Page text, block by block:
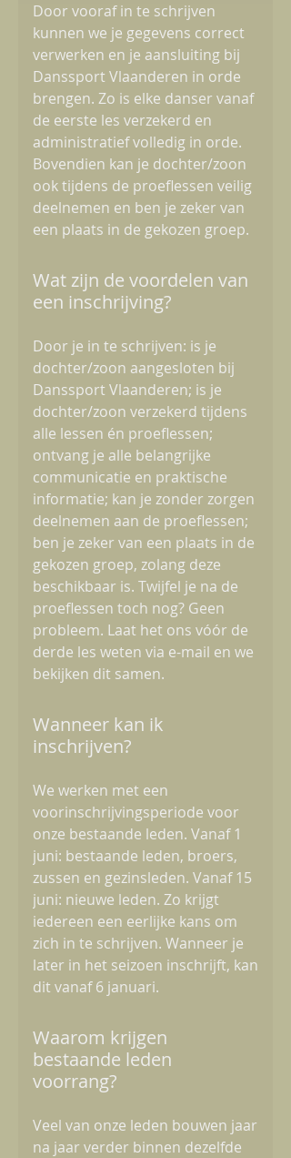
Door vooraf in te schrijven
kunnen we je gegevens correct
verwerken en je aansluiting bij
Danssport Vlaanderen in orde
brengen. Zo is elke danser vanaf
de eerste les verzekerd en
administratief volledig in orde.
Bovendien kan je dochter/zoon
ook tijdens de proeflessen veilig
deelnemen en ben je zeker van
een plaats in de gekozen groep.
Wat zijn de voordelen van
een inschrijving?
Door je in te schrijven: is je
dochter/zoon aangesloten bij
Danssport Vlaanderen; is je
dochter/zoon verzekerd tijdens
alle lessen én proeflessen;
ontvang je alle belangrijke
communicatie en praktische
informatie; kan je zonder zorgen
deelnemen aan de proeflessen;
ben je zeker van een plaats in de
gekozen groep, zolang deze
beschikbaar is. Twijfel je na de
proeflessen toch nog? Geen
probleem. Laat het ons vóór de
derde les weten via e-mail en we
bekijken dit samen.
Wanneer kan ik
inschrijven?
We werken met een
voorinschrijvingsperiode voor
onze bestaande leden. Vanaf 1
juni: bestaande leden, broers,
zussen en gezinsleden. Vanaf 15
juni: nieuwe leden. Zo krijgt
iedereen een eerlijke kans om
zich in te schrijven. Wanneer je
later in het seizoen inschrijft, kan
dit vanaf 6 januari.
Waarom krijgen
bestaande leden
voorrang?
Veel van onze leden bouwen jaar
na jaar verder binnen dezelfde